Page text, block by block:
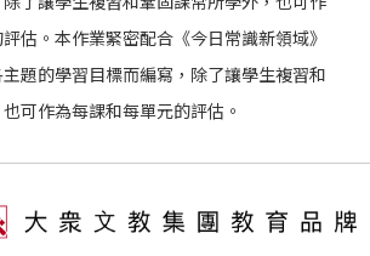
估。本作業緊密配合《今日常識新領域》
主題的學習目標而編寫，除了讓學生複習和
可作為每課和每單元的評估。